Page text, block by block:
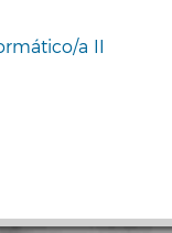
a II